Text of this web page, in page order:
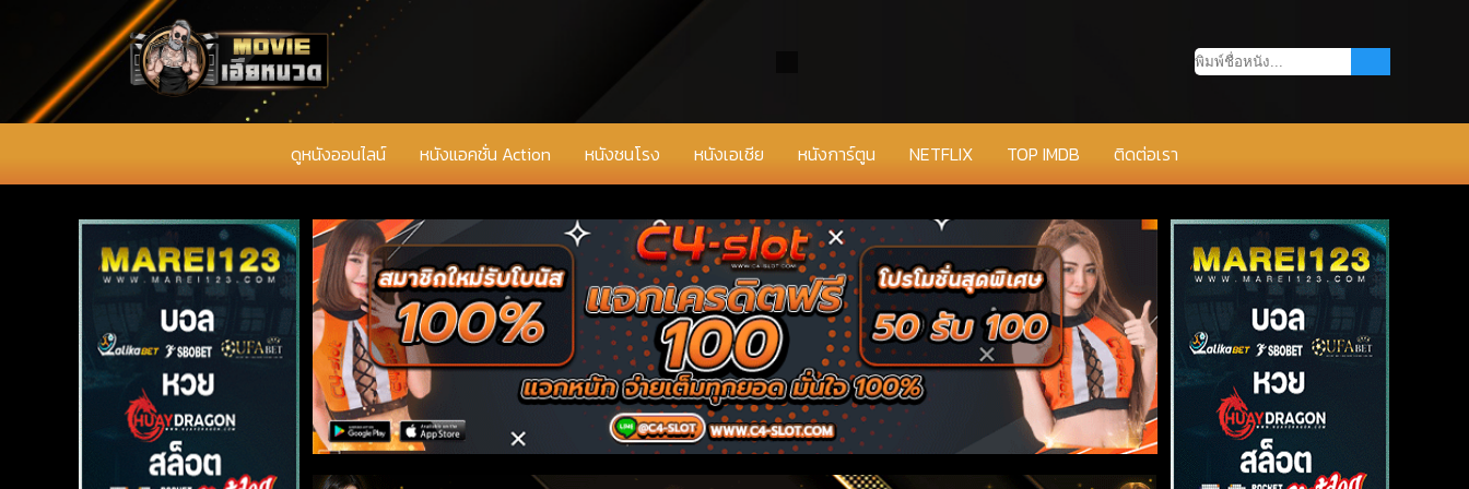
ดูหนังออนไลน์ หนังแอคชั่น Action หนังชนโรง หนังเอเชีย หนังการ์ตูน NETFLIX TOP IMDB ติดต่อเรา